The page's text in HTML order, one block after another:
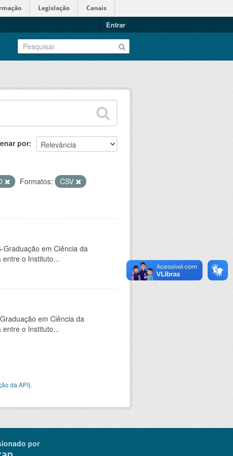
Legislação Canais
Entrar
por
Formatos:
CSV
em Ciência da
entre o Instituto...
em Ciência da
entre o Instituto...
da API).
por